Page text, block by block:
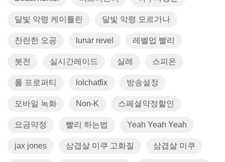
달빛 악령 케이틀린 달빛 악령 모르가나
찬란한 오공 lunar revel 레벨업 빨리
봇전 실시간레이드 실레 스피온
롤 프로퍼티 lolchatfix 방송설정
모바일 녹화 Non-K 스페셜약정할인
요금약정 빨리 하는법 Yeah Yeah Yeah
jax jones 삼겹살 미쿠 고화질 삼겹살 미쿠